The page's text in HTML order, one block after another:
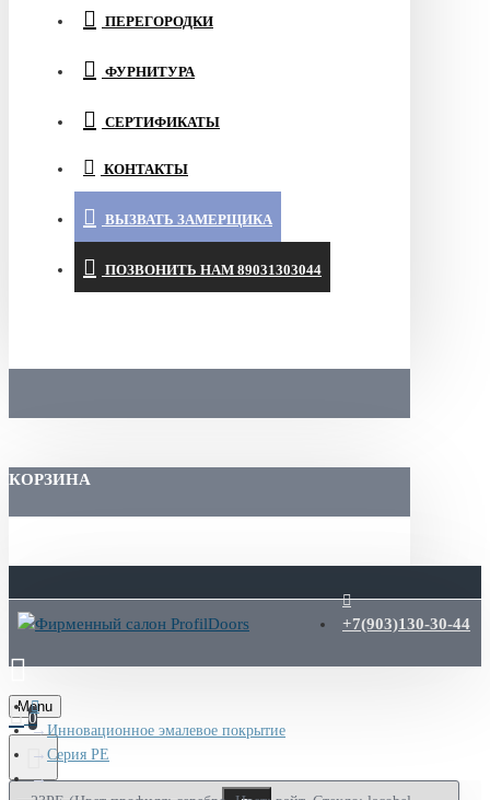
ПЕРЕГОРОДКИ
ФУРНИТУРА
СЕРТИФИКАТЫ
КОНТАКТЫ
ВЫЗВАТЬ ЗАМЕРЩИКА
ПОЗВОНИТЬ НАМ 89031303044
КОРЗИНА
+7(903)130-30-44
Menu
0
Инновационное эмалевое покрытие
Серия PE